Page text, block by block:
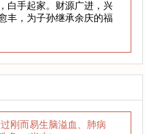
白手起家。财源广进，兴
丰，为子孙继承余庆的福
刚而易生脑溢血、肺病